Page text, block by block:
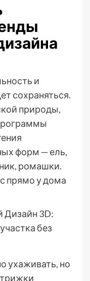
и
сохраняться.
природы,
форм — ель,
ромашки.
прямо у дома
ухаживать, но